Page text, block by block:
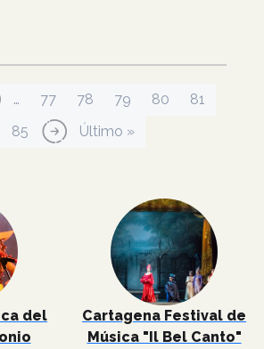
anterior
… Página
77 Página
78 Página
79 Página
80 Página
81
actual
Página
85 Siguiente página
›› Última página
Último »
del
Cartagena Festival de
Música "Il Bel Canto"